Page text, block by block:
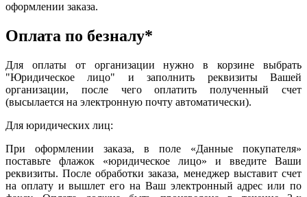
оформлении заказа.
Оплата по безналу*
Для оплаты от организации нужно в корзине выбрать
"Юридическое лицо" и заполнить реквизиты Вашей
организации, после чего оплатить полученный счет
(высылается на электронную почту автоматически).
Для юридических лиц:
При оформлении заказа, в поле «Данные покупателя»
поставьте флажок «юридическое лицо» и введите Ваши
реквизиты. После обработки заказа, менеджер выставит счет
на оплату и вышлет его на Ваш электронный адрес или по